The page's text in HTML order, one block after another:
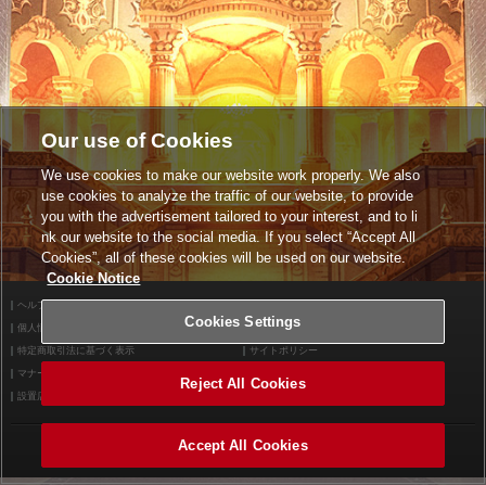
ヘルプ
個人情報等保護方針 外部送信について
特定商取引法に基づく表示 サイトポリシー
マナー＆ルール
設置店舗検索
©2026 Konami Arcade Games
Our use of Cookies
We use cookies to make our website work properly. We also
use cookies to analyze the traffic of our website, to provide
you with the advertisement tailored to your interest, and to li
nk our website to the social media. If you select “Accept All
Cookies”, all of these cookies will be used on our website.
Cookie Notice
Cookies Settings
Reject All Cookies
Accept All Cookies